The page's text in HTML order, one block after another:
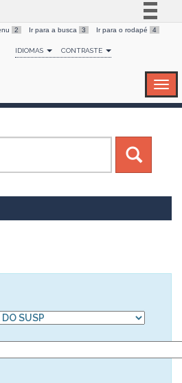
Simplifique!
Comunica BR
Canais
2 Ir para a busca 3 Ir para o rodapé 4
IDIOMAS CONTRASTE